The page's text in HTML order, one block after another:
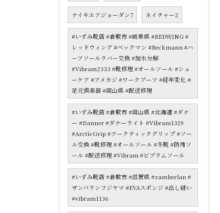
ナイキエアジョーダン7 ネイチャー2
#いずみ靴店 #倉敷市 #岐阜県 #REDWING #
レッドウィング #ベックマン #Beckmann #ハ
ーフソールラバー交換 #加水分解
#Vibram2333 #靴修理 #オールソール #シュ
ーケア #アメカジ #ワークブーツ #経年変化 #
足元倶楽部 #岡山県 #配送修理
#いずみ靴店 #倉敷市 #岡山県 #北海道 #ダナ
ー #Danner #ダナーライト #Vibram1319
#ArcticGrip #アークティックグリップ #ソー
ル交換 #靴修理 #オールソール #冬靴 #防滑ソ
ール #配送修理 #Vibram #ビブラムソール
#いずみ靴店 #倉敷市 #滋賀県 #zamberlan #
ザンバランフジヤマ #EVAスポンジ #出し縫い
#vibram1136